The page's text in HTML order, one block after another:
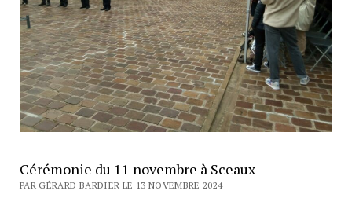
Cérémonie du 11 novembre à Sceaux
PAR GÉRARD BARDIER LE 13 NOVEMBRE 2024